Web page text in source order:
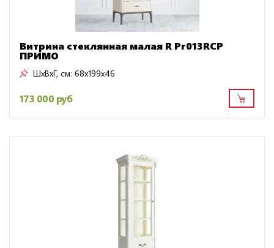
Витрина стеклянная малая R Pr013RCP
ПРИМО
ШxВxГ, см: 68x199x46
173 000 руб